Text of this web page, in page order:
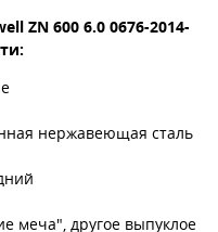
ZN 600 6.0 0676-2014-
нержавеющая сталь
меча", другое выпуклое